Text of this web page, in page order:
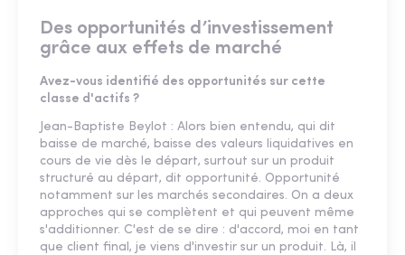
Des opportunités d’investissement
grâce aux effets de marché
Avez-vous identifié des opportunités sur cette
classe d'actifs ?
Jean-Baptiste Beylot : Alors bien entendu, qui dit
baisse de marché, baisse des valeurs liquidatives en
cours de vie dès le départ, surtout sur un produit
structuré au départ, dit opportunité. Opportunité
notamment sur les marchés secondaires. On a deux
approches qui se complètent et qui peuvent même
s'additionner. C'est de se dire : d'accord, moi en tant
que client final, je viens d'investir sur un produit. Là, il